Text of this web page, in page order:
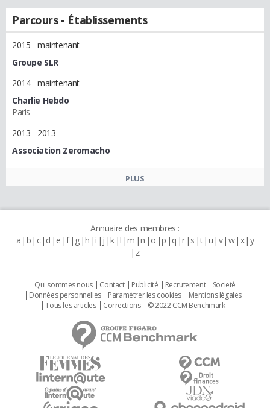
Parcours - Établissements
2015 - maintenant
Groupe SLR
2014 - maintenant
Charlie Hebdo
Paris
2013 - 2013
Association Zeromacho
PLUS
Annuaire des membres :
a b c d e f g h i j k l m n o p q r s t u v w x y
z
Qui sommes nous Contact Publicité Recrutement
Societé
Données personnelles
Paramétrer les cookies
Mentions légales
Tous les articles
Corrections © 2022 CCM Benchmark